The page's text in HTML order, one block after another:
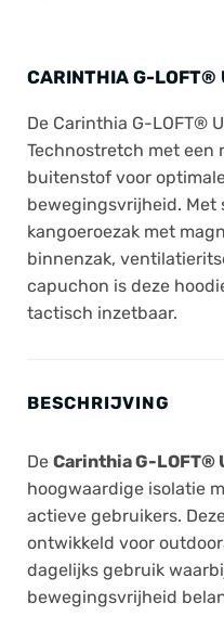
CARINTHIA G-LOFT®
De Carinthia G-LOFT®
Technostretch met een
buitenstof voor
bewegingsvrijheid. Met
kangoeroezak met
binnenzak,
capuchon is deze
tactisch inzetbaar.
BESCHRIJVING
De Carinthia G-LOFT®
hoogwaardige isolatie
actieve gebruikers.
ontwikkeld voor
dagelijks gebruik
bewegingsvrijheid